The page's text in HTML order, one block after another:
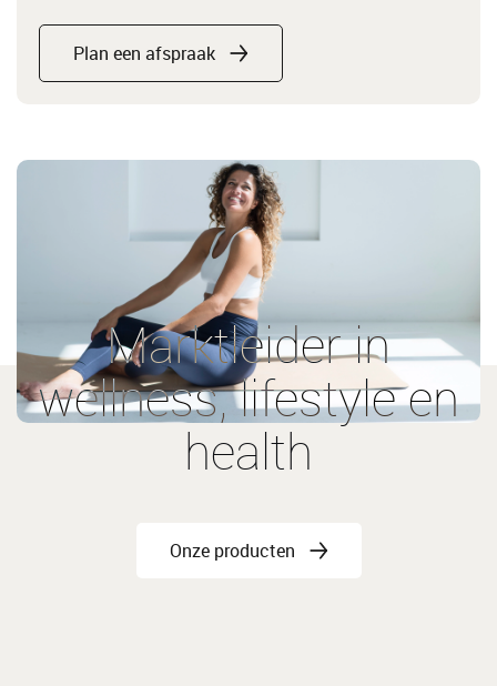
Plan een afspraak
Marktleider in
wellness, lifestyle en
health
Onze producten